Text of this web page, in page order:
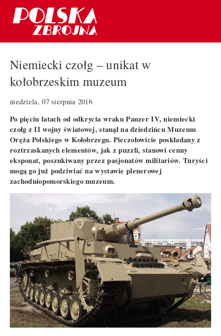
Niemiecki czołg – unikat w
kołobrzeskim muzeum
niedziela, 07 sierpnia 2016
Po pięciu latach od odkrycia wraku Panzer IV, niemiecki
czołg z II wojny światowej, stanął na dziedzińcu Muzeum
Oręża Polskiego w Kołobrzegu. Pieczołowicie poskładany z
roztrzaskanych elementów, jak z puzzli, stanowi cenny
eksponat, poszukiwany przez pasjonatów militariów. Turyści
mogą go już podziwiać na wystawie plenerowej
zachodniopomorskiego muzeum.